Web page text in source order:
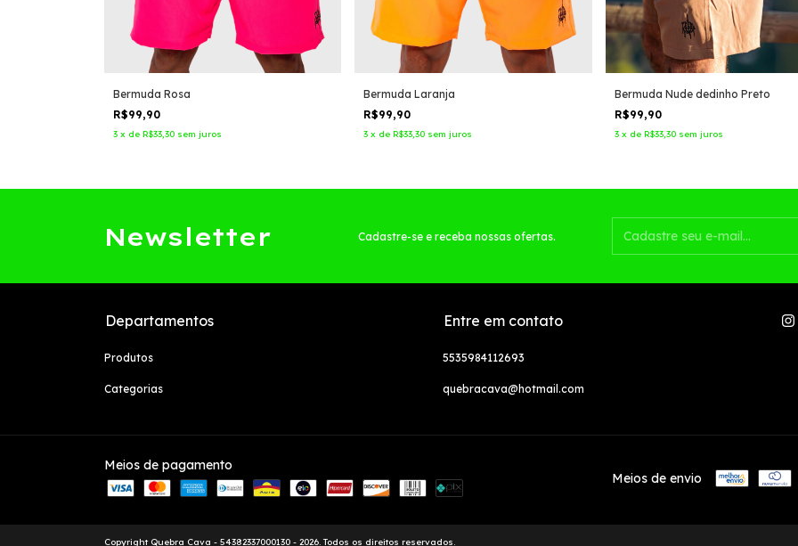
Bermuda Rosa
R$99,90
3 x de R$33,30 sem juros
Bermuda Laranja
R$99,90
3 x deR$33,30 sem juros
Bermuda Nude dedinho Preto
R$99,90
3 x de R$33,30 sem juros
Newsletter Cadastre-se e receba nossas ofertas.
Departamentos
Produtos
Categorias
Entre em contato
5535984112693
quebracava@hotmail.com
Meios de pagamento
Meios de envio
Copyright Quebra Cava - 54382337000130 - 2026. Todos os direitos reservados.